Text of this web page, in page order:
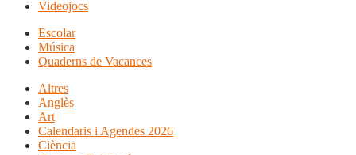
Videojocs
Escolar
Música
Quaderns de Vacances
Altres
Anglès
Art
Calendaris i Agendes 2026
Ciència